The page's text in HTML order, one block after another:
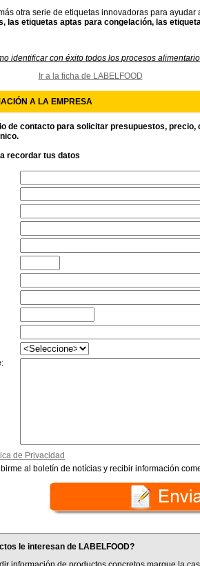
otra serie de etiquetas innovadoras para
las etiquetas aptas para congelación, las
identificar con éxito todos los procesos
Ir a la ficha de LABELFOOD
A LA EMPRESA
de contacto para solicitar presupuestos,
recordar tus datos
de Privacidad
al boletín de notícias y recibir información
le interesan de LABELFOOD?